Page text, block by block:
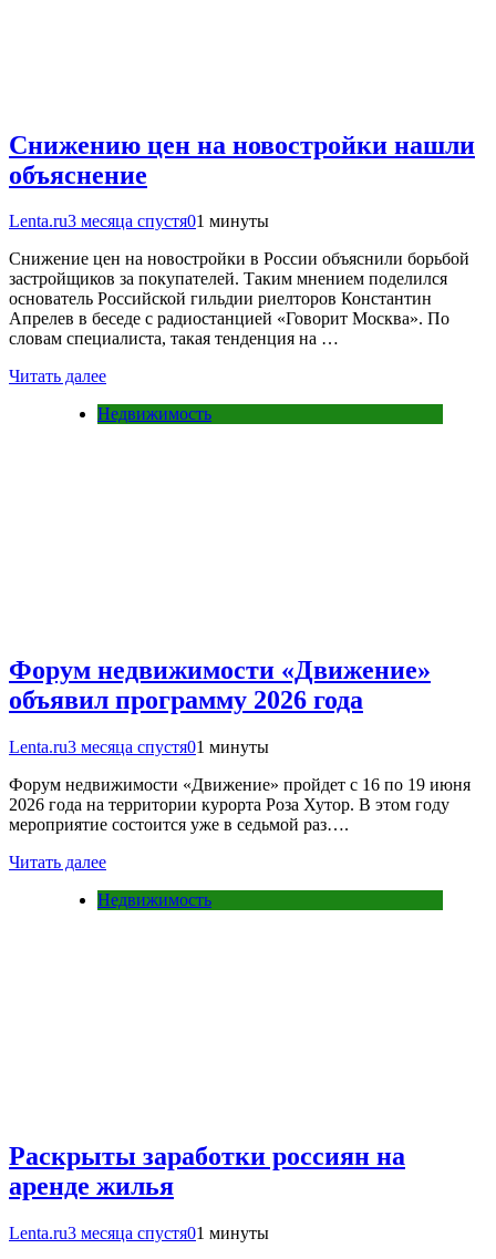
Снижению цен на новостройки нашли
объяснение
Lenta.ru3 месяца спустя01 минуты
Снижение цен на новостройки в России объяснили борьбой
застройщиков за покупателей. Таким мнением поделился
основатель Российской гильдии риелторов Константин
Апрелев в беседе с радиостанцией «Говорит Москва». По
словам специалиста, такая тенденция на …
Читать далее
Недвижимость
Форум недвижимости «Движение»
объявил программу 2026 года
Lenta.ru3 месяца спустя01 минуты
Форум недвижимости «Движение» пройдет с 16 по 19 июня
2026 года на территории курорта Роза Хутор. В этом году
мероприятие состоится уже в седьмой раз….
Читать далее
Недвижимость
Раскрыты заработки россиян на
аренде жилья
Lenta.ru3 месяца спустя01 минуты